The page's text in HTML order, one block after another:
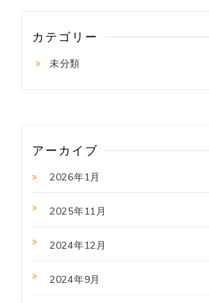
カテゴリー
未分類
アーカイブ
2026年1月
2025年11月
2024年12月
2024年9月